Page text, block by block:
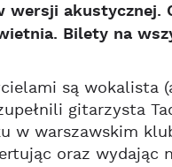
wersji akustycznej.
Bilety na
są wokalista
gitarzysta
w warszawskim
oraz wydając